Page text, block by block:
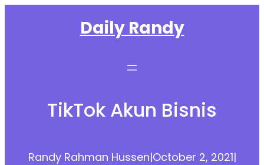
Daily Randy
TikTok Akun Bisnis
Randy Rahman Hussen|October 2, 2021|